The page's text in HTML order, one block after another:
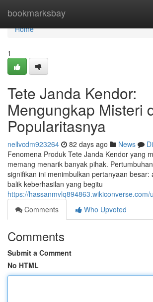
bookmarksbay
Home
Home
1
Tete Janda Kendor:
Mengungkap Misteri
Popularitasnya
nellvcdm923264 82 days ago News
Fenomena Produk Tete Janda Kendor yang
memang menarik banyak pihak.
signifikan ini menimbulkan pertanyaan besar:
balik keberhasilan yang begitu
https://hassanmvlq894863.wikiconverse.com/
Comments
Who Upvoted
Comments
Submit a Comment
No HTML